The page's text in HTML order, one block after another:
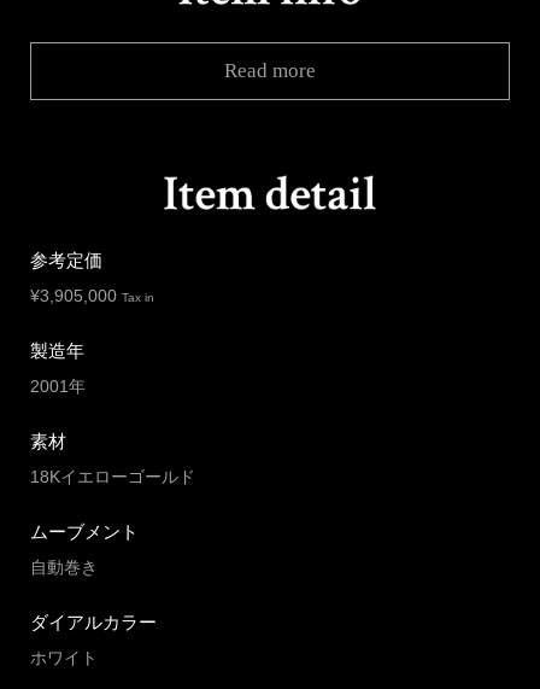
Read more
参考定価
¥3,905,000 Tax in
製造年
2001年
素材
18Kイエローゴールド
ムーブメント
自動巻き
ダイアルカラー
ホワイト